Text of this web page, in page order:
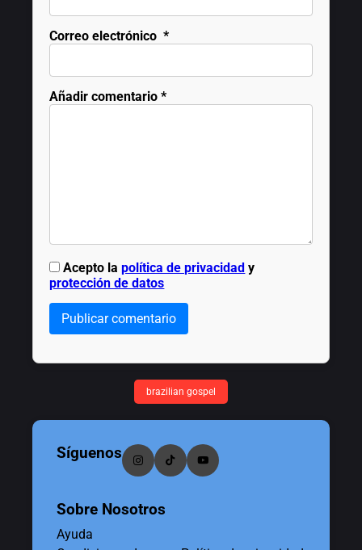
Correo electrónico *
Añadir comentario *
Acepto lapolítica de privacidad y
protección de datos
Publicar comentario
brazilian gospel
Síguenos
Sobre Nosotros
Ayuda